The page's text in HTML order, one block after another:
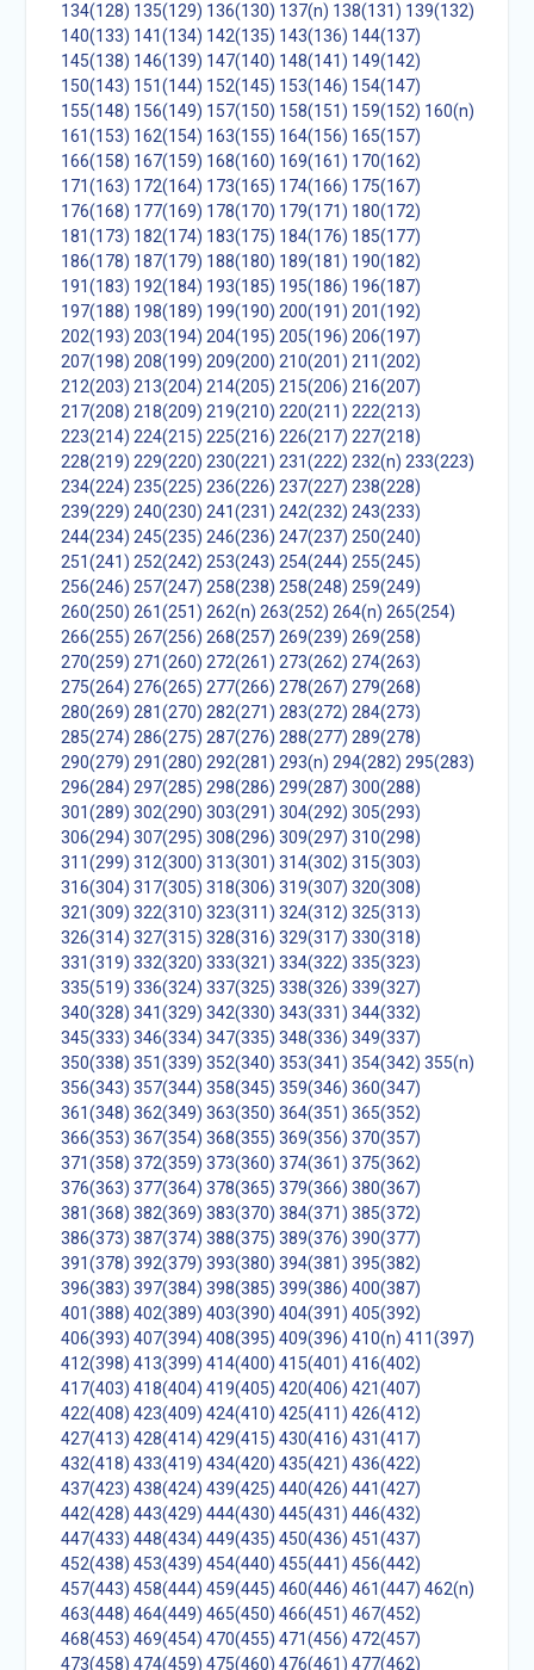
134(128) 135(129) 136(130) 137(n) 138(131) 139(132)
140(133) 141(134) 142(135) 143(136) 144(137)
145(138) 146(139) 147(140) 148(141) 149(142)
150(143) 151(144) 152(145) 153(146) 154(147)
155(148) 156(149) 157(150) 158(151) 159(152) 160(n)
161(153) 162(154) 163(155) 164(156) 165(157)
166(158) 167(159) 168(160) 169(161) 170(162)
171(163) 172(164) 173(165) 174(166) 175(167)
176(168) 177(169) 178(170) 179(171) 180(172)
181(173) 182(174) 183(175) 184(176) 185(177)
186(178) 187(179) 188(180) 189(181) 190(182)
191(183) 192(184) 193(185) 195(186) 196(187)
197(188) 198(189) 199(190) 200(191) 201(192)
202(193) 203(194) 204(195) 205(196) 206(197)
207(198) 208(199) 209(200) 210(201) 211(202)
212(203) 213(204) 214(205) 215(206) 216(207)
217(208) 218(209) 219(210) 220(211) 222(213)
223(214) 224(215) 225(216) 226(217) 227(218)
228(219) 229(220) 230(221) 231(222) 232(n) 233(223)
234(224) 235(225) 236(226) 237(227) 238(228)
239(229) 240(230) 241(231) 242(232) 243(233)
244(234) 245(235) 246(236) 247(237) 250(240)
251(241) 252(242) 253(243) 254(244) 255(245)
256(246) 257(247) 258(238) 258(248) 259(249)
260(250) 261(251) 262(n) 263(252) 264(n) 265(254)
266(255) 267(256) 268(257) 269(239) 269(258)
270(259) 271(260) 272(261) 273(262) 274(263)
275(264) 276(265) 277(266) 278(267) 279(268)
280(269) 281(270) 282(271) 283(272) 284(273)
285(274) 286(275) 287(276) 288(277) 289(278)
290(279) 291(280) 292(281) 293(n) 294(282) 295(283)
296(284) 297(285) 298(286) 299(287) 300(288)
301(289) 302(290) 303(291) 304(292) 305(293)
306(294) 307(295) 308(296) 309(297) 310(298)
311(299) 312(300) 313(301) 314(302) 315(303)
316(304) 317(305) 318(306) 319(307) 320(308)
321(309) 322(310) 323(311) 324(312) 325(313)
326(314) 327(315) 328(316) 329(317) 330(318)
331(319) 332(320) 333(321) 334(322) 335(323)
335(519) 336(324) 337(325) 338(326) 339(327)
340(328) 341(329) 342(330) 343(331) 344(332)
345(333) 346(334) 347(335) 348(336) 349(337)
350(338) 351(339) 352(340) 353(341) 354(342) 355(n)
356(343) 357(344) 358(345) 359(346) 360(347)
361(348) 362(349) 363(350) 364(351) 365(352)
366(353) 367(354) 368(355) 369(356) 370(357)
371(358) 372(359) 373(360) 374(361) 375(362)
376(363) 377(364) 378(365) 379(366) 380(367)
381(368) 382(369) 383(370) 384(371) 385(372)
386(373) 387(374) 388(375) 389(376) 390(377)
391(378) 392(379) 393(380) 394(381) 395(382)
396(383) 397(384) 398(385) 399(386) 400(387)
401(388) 402(389) 403(390) 404(391) 405(392)
406(393) 407(394) 408(395) 409(396) 410(n) 411(397)
412(398) 413(399) 414(400) 415(401) 416(402)
417(403) 418(404) 419(405) 420(406) 421(407)
422(408) 423(409) 424(410) 425(411) 426(412)
427(413) 428(414) 429(415) 430(416) 431(417)
432(418) 433(419) 434(420) 435(421) 436(422)
437(423) 438(424) 439(425) 440(426) 441(427)
442(428) 443(429) 444(430) 445(431) 446(432)
447(433) 448(434) 449(435) 450(436) 451(437)
452(438) 453(439) 454(440) 455(441) 456(442)
457(443) 458(444) 459(445) 460(446) 461(447) 462(n)
463(448) 464(449) 465(450) 466(451) 467(452)
468(453) 469(454) 470(455) 471(456) 472(457)
473(458) 474(459) 475(460) 476(461) 477(462)